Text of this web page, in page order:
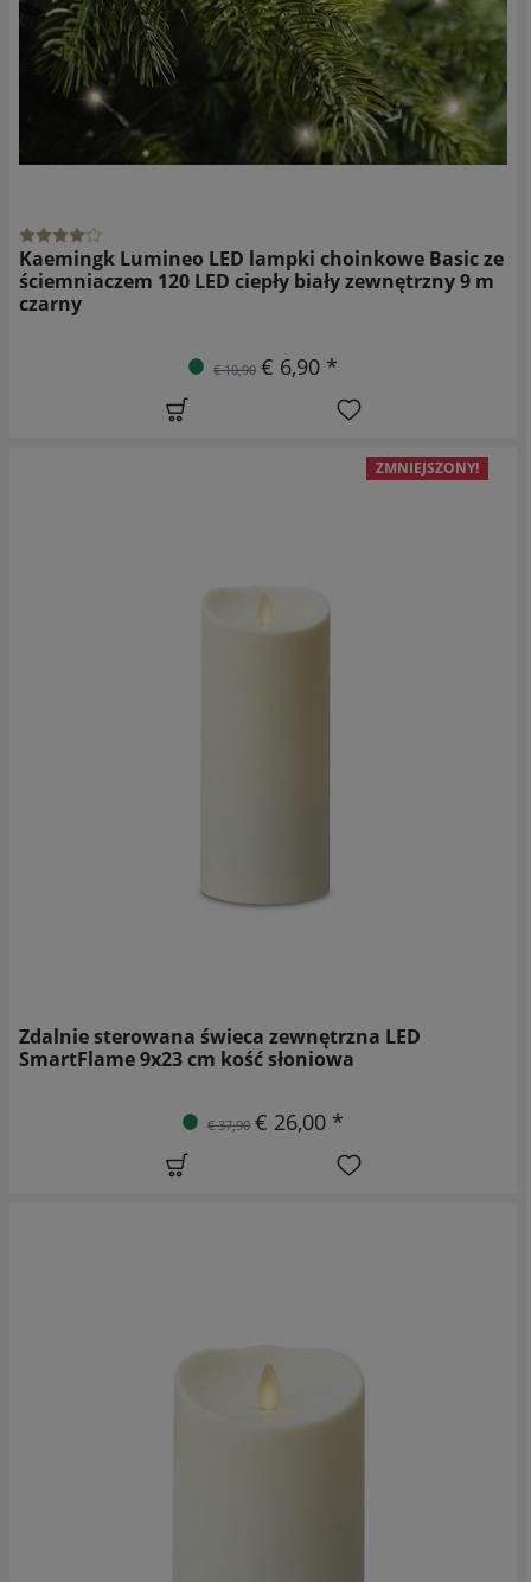
Kaemingk Lumineo LED lampki choinkowe Basic ze
ściemniaczem 120 LED ciepły biały zewnętrzny 9 m
czarny
€ 10,90 € 6,90 *
ZMNIEJSZONY!
Zdalnie sterowana świeca zewnętrzna LED
SmartFlame 9x23 cm kość słoniowa
€ 37,90 € 26,00 *